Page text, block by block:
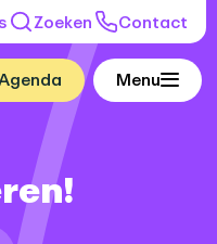
Zoeken Contact
Menu